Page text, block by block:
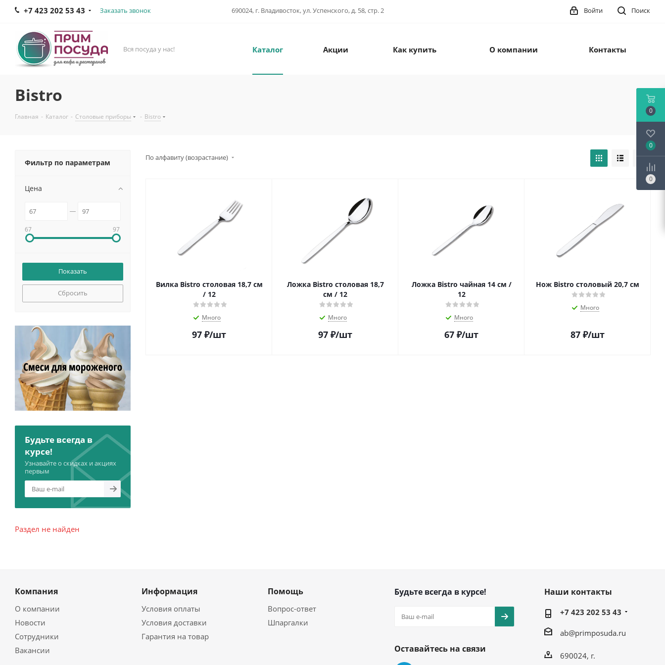
+7 423 202 53 43 Заказать звонок 690024, г. Владивосток, ул. Успенского, д. 58, стр. 2 Поиск
Войти
Вся посуда у нас! Каталог Акции Как купить О компании Контакты
Bistro
Главная - Каталог - Столовые приборы - Bistro
По алфавиту (возрастание)
Вилка Bistro столовая 18,7 см
/ 12
Много
97 ₽/шт
Ложка Bistro столовая 18,7
см / 12
Много
97 ₽/шт
Ложка Bistro чайная 14 см /
12
Много
67 ₽/шт
Нож Bistro столовый 20,7 см
Много
87 ₽/шт
Фильтр по параметрам
Цена
67 97
Сбросить
Будьте всегда в
курсе!
Узнавайте о скидках и акциях
первым
Раздел не найден
Компания
О компании
Новости
Сотрудники
Вакансии
Информация
Условия оплаты
Условия доставки
Гарантия на товар
Помощь
Вопрос-ответ
Шпаргалки
Будьте всегда в курсе!
Оставайтесь на связи
Наши контакты
+7 423 202 53 43
ab@primposuda.ru
690024, г.
0
0
0